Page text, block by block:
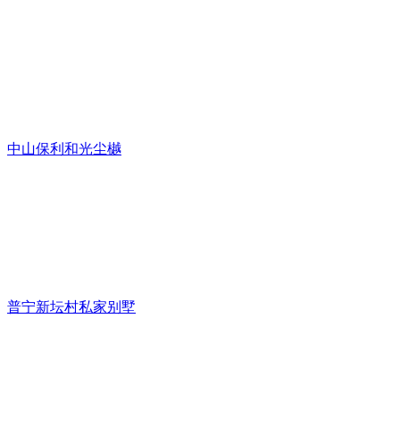
中山保利和光尘樾
普宁新坛村私家别墅